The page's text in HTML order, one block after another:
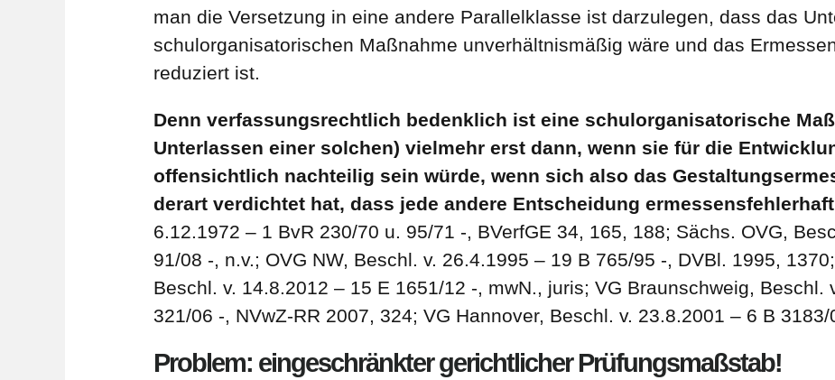
man die Versetzung in eine andere Parallelklasse ist darzulegen, dass das
schulorganisatorischen Maßnahme unverhältnismäßig wäre und das
reduziert ist.
Denn verfassungsrechtlich bedenklich ist eine schulorganisatorische
Unterlassen einer solchen) vielmehr erst dann, wenn sie für die
offensichtlich nachteilig sein würde, wenn sich also das
derart verdichtet hat, dass jede andere Entscheidung
6.12.1972 – 1 BvR 230/70 u. 95/71 -, BVerfGE 34, 165, 188; Sächs. OVG,
91/08 -, n.v.; OVG NW, Beschl. v. 26.4.1995 – 19 B 765/95 -, DVBl. 1995,
Beschl. v. 14.8.2012 – 15 E 1651/12 -, mwN., juris; VG Braunschweig, Beschl.
321/06 -, NVwZ-RR 2007, 324; VG Hannover, Beschl. v. 23.8.2001 – 6 B 3183/
Problem: eingeschränkter gerichtlicher Prüfungsmaßstab!